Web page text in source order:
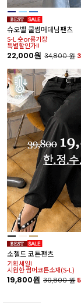
슈오벨 쿨썸머데님팬츠
S-L 숏or롱기장
특별할인가!!
22,000원 34,800원
소첼드 코튼팬츠
기획세일!
시원한 썸머코튼소재(S-L)
19,800원 39,800원